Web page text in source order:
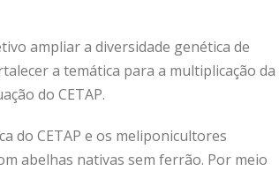
ampliar a diversidade genética de
a temática para a multiplicação da
do CETAP.
do CETAP e os meliponicultores
abelhas nativas sem ferrão. Por meio